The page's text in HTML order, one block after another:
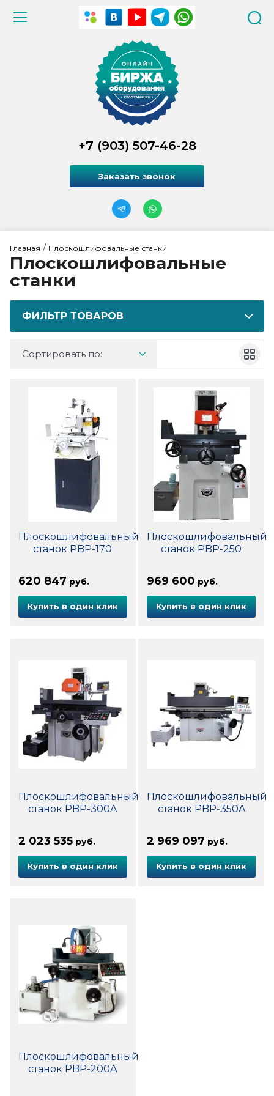
+7 (903) 507-46-28
Заказать звонок
Главная / Плоскошлифовальные станки
Плоскошлифовальные
станки
ФИЛЬТР ТОВАРОВ
Сортировать по:
Плоскошлифовальный
станок PBP-170
620 847 руб.
Купить в один клик
Плоскошлифовальный
станок PBP-250
969 600 руб.
Купить в один клик
Плоскошлифовальный
станок PBP-300A
2 023 535 руб.
Купить в один клик
Плоскошлифовальный
станок PBP-350A
2 969 097 руб.
Купить в один клик
Плоскошлифовальный
станок PBP-200A